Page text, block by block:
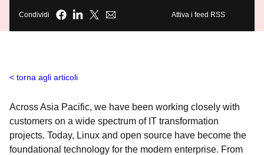
Condividi Attiva i feed RSS
torna agli articoli
Across Asia Pacific, we have been working closely with
customers on a wide spectrum of IT transformation
projects. Today, Linux and open source have become the
foundational technology for the modern enterprise. From